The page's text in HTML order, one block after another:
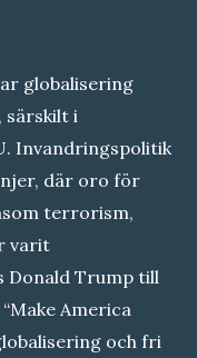
globalisering
särskilt i
Invandringspolitik
där oro för
terrorism,
varit
Donald Trump till
America
och fri